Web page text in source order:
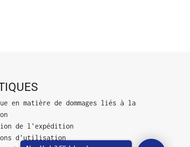
en matière de dommages liés à la
de l'expédition
d'utilisation